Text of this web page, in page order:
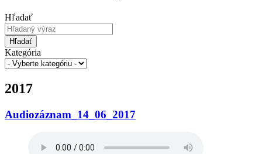
Hľadať
Hľadať
Kategória
2017
Audiozáznam_14_06_2017